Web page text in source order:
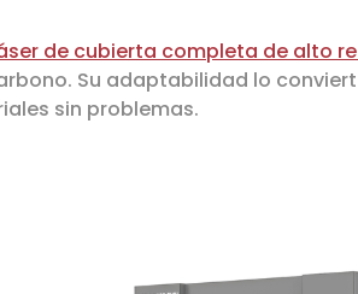
de cubierta completa de alto
Su adaptabilidad lo
sin problemas.